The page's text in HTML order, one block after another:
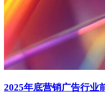
2025年底营销广告行业